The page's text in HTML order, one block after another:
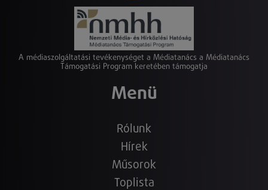
A médiaszolgáltatási tevékenységet a Médiatanács a Médiatanács
Támogatási Program keretében támogatja
Menü
Rólunk
Hírek
Műsorok
Toplista